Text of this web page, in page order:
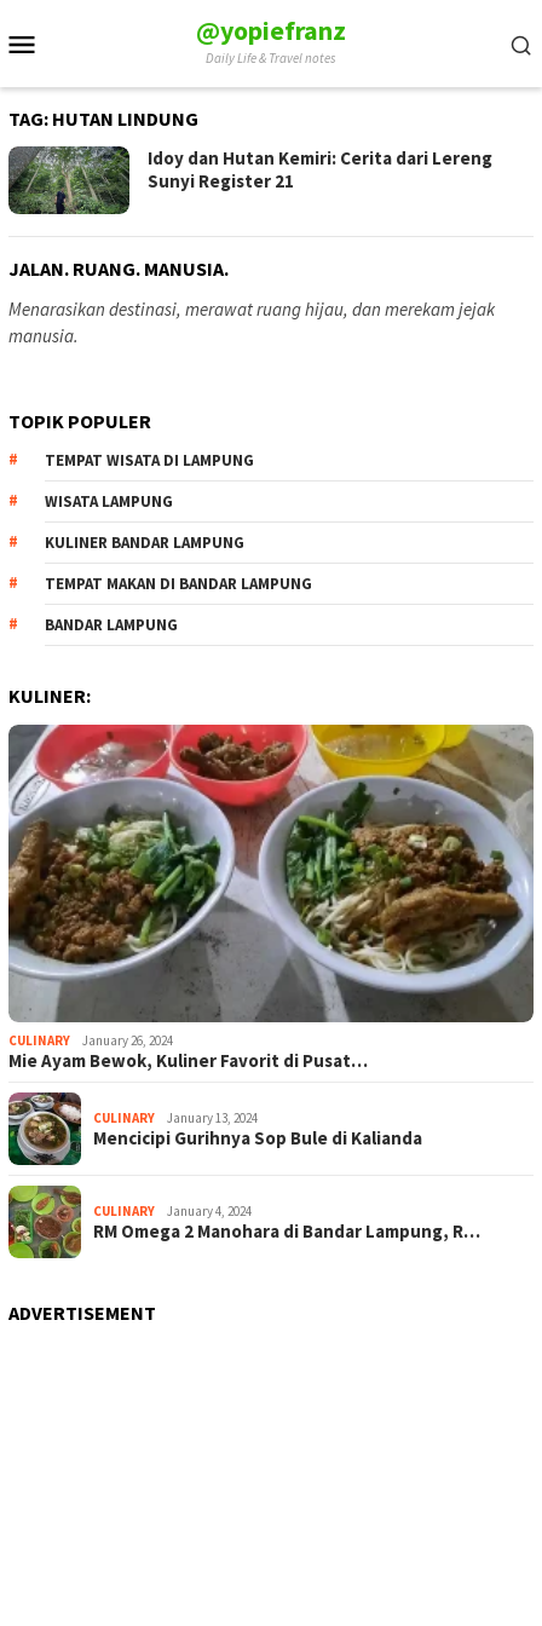
to
@yopiefranz
Daily Life & Travel notes
TAG: HUTAN LINDUNG
Idoy dan Hutan Kemiri: Cerita dari Lereng
Sunyi Register 21
JALAN. RUANG. MANUSIA.
Menarasikan destinasi, merawat ruang hijau, dan merekam jejak
manusia.
TOPIK POPULER
TEMPAT WISATA DI LAMPUNG
WISATA LAMPUNG
KULINER BANDAR LAMPUNG
TEMPAT MAKAN DI BANDAR LAMPUNG
BANDAR LAMPUNG
KULINER:
CULINARY January 26, 2024
Mie Ayam Bewok, Kuliner Favorit di Pusat…
CULINARY January 13, 2024
Mencicipi Gurihnya Sop Bule di Kalianda
CULINARY January 4, 2024
RM Omega 2 Manohara di Bandar Lampung, R…
ADVERTISEMENT